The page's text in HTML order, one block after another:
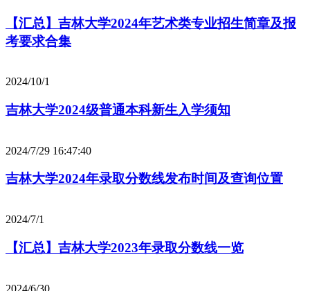
【汇总】吉林大学2024年艺术类专业招生简章及报
考要求合集
2024/10/1
吉林大学2024级普通本科新生入学须知
2024/7/29 16:47:40
吉林大学2024年录取分数线发布时间及查询位置
2024/7/1
【汇总】吉林大学2023年录取分数线一览
2024/6/30